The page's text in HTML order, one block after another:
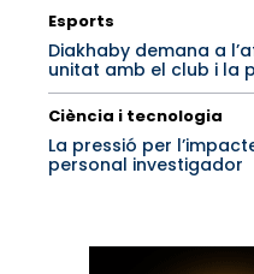
Esports
Diakhaby demana a
unitat amb el club i la
Ciència i tecnologia
La pressió per
personal investigador